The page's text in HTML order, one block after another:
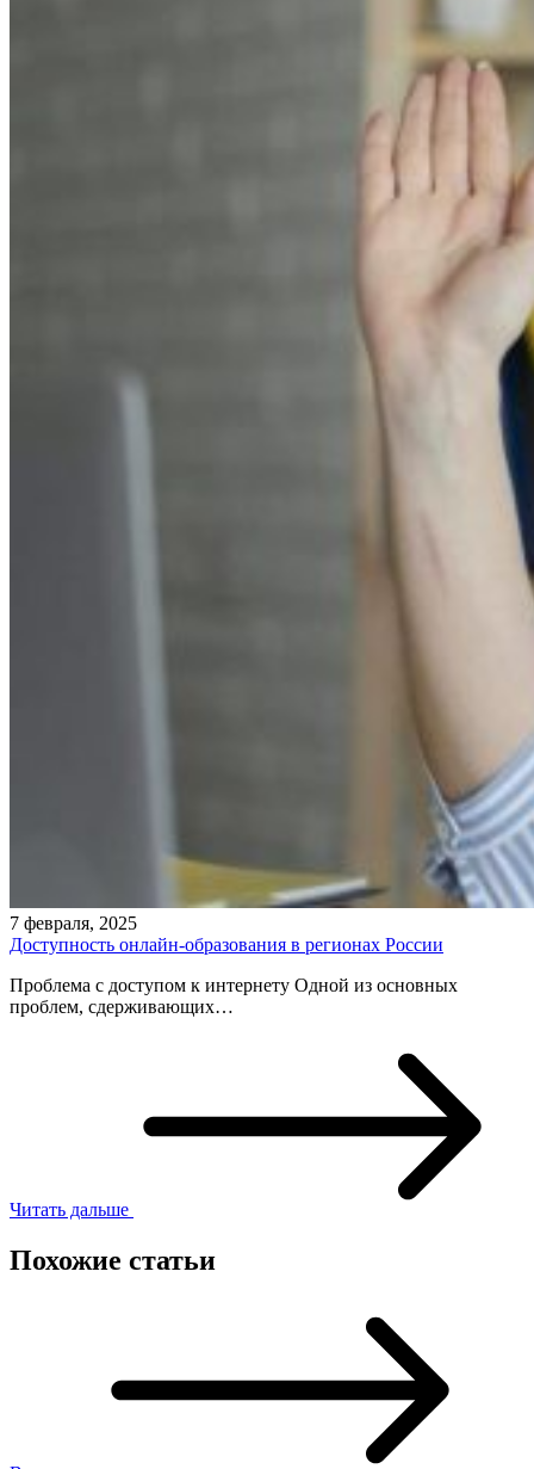
7 февраля, 2025
Доступность онлайн-образования в регионах России
Проблема с доступом к интернету Одной из основных
проблем, сдерживающих…
Читать дальше
Похожие статьи